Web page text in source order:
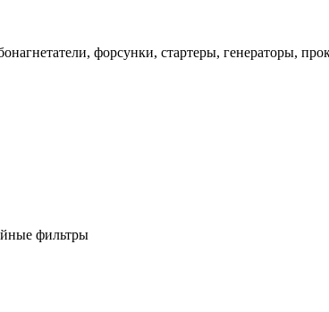
форсунки, стартеры, генераторы,
фильтры